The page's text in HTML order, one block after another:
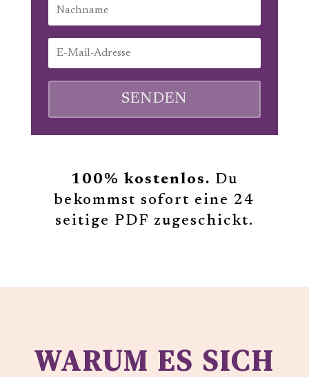
SENDEN
100% kostenlos. Du
bekommst sofort eine 24
seitige PDF zugeschickt.
WARUM ES SICH